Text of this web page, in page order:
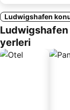
Ludwigshafen
yerleri